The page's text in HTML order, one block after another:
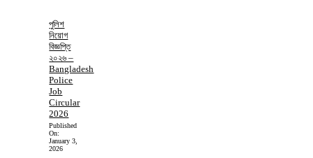
পুলিশ
নিয়োগ
বিজ্ঞপ্তি
২০২৬ –
Bangladesh
Police
Job
Circular
2026
Published
On:
January 3,
2026